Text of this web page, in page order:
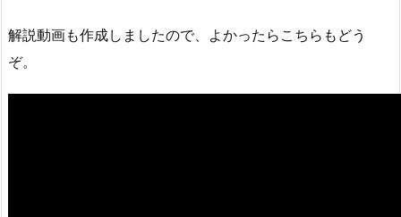
解説動画も作成しましたので、よかったらこちらもどう
ぞ。